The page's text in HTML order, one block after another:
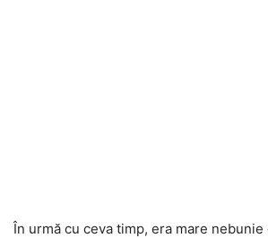
În urmă cu ceva timp, era mare